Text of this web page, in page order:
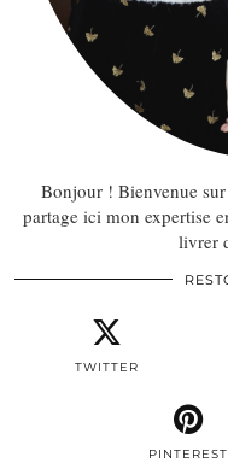
Bonjour ! Bienvenue
partage ici mon expertise
livrer
TWITTER
PINTEREST